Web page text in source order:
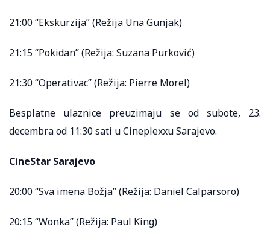
21:00 “Ekskurzija” (Režija Una Gunjak)
21:15 “Pokidan” (Režija: Suzana Purković)
21:30 “Operativac” (Režija: Pierre Morel)
Besplatne ulaznice preuzimaju se od subote, 23.
decembra od 11:30 sati u Cineplexxu Sarajevo.
CineStar Sarajevo
20:00 “Sva imena Božja” (Režija: Daniel Calparsoro)
20:15 “Wonka” (Režija: Paul King)